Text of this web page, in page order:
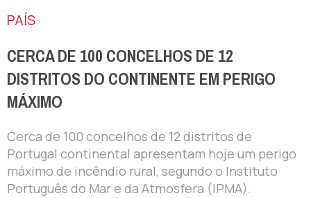
PAÍS
CERCA DE 100 CONCELHOS DE 12
DISTRITOS DO CONTINENTE EM PERIGO
MÁXIMO
Cerca de 100 concelhos de 12 distritos de
Portugal continental apresentam hoje um perigo
máximo de incêndio rural, segundo o Instituto
Português do Mar e da Atmosfera (IPMA).